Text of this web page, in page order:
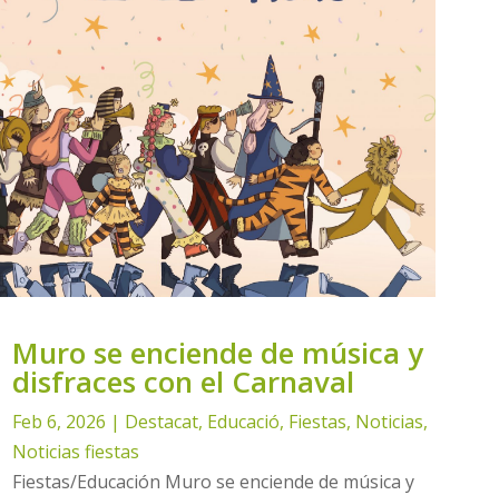
Muro se enciende de música y
disfraces con el Carnaval
Feb 6, 2026 | Destacat, Educació, Fiestas, Noticias,
Noticias fiestas
Fiestas/Educación Muro se enciende de música y